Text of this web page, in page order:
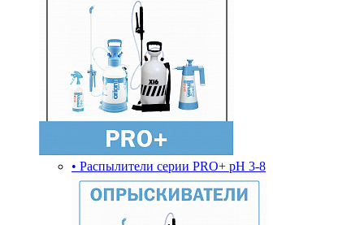
• Распылители серии PRO+ pH 3-8